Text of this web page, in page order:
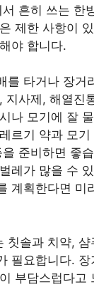
흔히 쓰는 한
제한 사항이
야 합니다.
를 타거나 장거
지사제, 해열진
나 모기에 잘
르기 약과 모
준비하면 좋
레가 많을 수
계획한다면 미
칫솔과 치약,
필요합니다.
부담스럽다고